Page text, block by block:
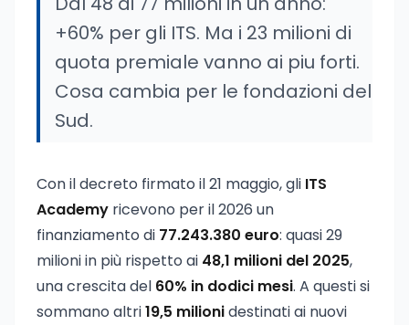
+60% per gli ITS. Ma i 23 milioni di
quota premiale vanno ai piu forti.
Cosa cambia per le fondazioni del
Sud.
Con il decreto firmato il 21 maggio, gli ITS
Academy ricevono per il 2026 un
finanziamento di 77.243.380 euro: quasi 29
milioni in più rispetto ai 48,1 milioni del 2025,
una crescita del 60% in dodici mesi. A questi si
sommano altri19,5 milionidestinati ai nuovi